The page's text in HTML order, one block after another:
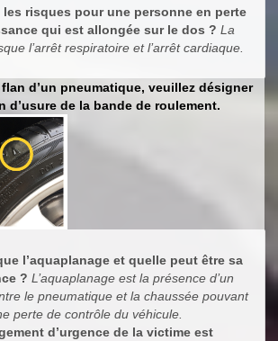
risques pour une personne en perte
qui est allongée sur le dos ? La
l’arrêt respiratoire et l’arrêt cardiaque.
d’un pneumatique, veuillez désigner
d’usure de la bande de roulement.
l’aquaplanage et quelle peut être sa
? L’aquaplanage est la présence d’un
le pneumatique et la chaussée pouvant
perte de contrôle du véhicule.
d’urgence de la victime est